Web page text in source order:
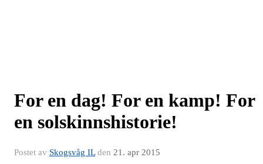
For en dag! For en kamp! For
en solskinnshistorie!
Postet av Skogsvåg ILden 21. apr 2015